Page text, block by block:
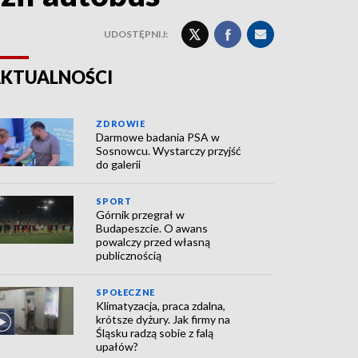
UDOSTĘPNIJ:
ZDROWIE
Darmowe badania PSA w
Sosnowcu. Wystarczy przyjść
do galerii
SPORT
Górnik przegrał w
Budapeszcie. O awans
powalczy przed własną
publicznością
SPOŁECZNE
Klimatyzacja, praca zdalna,
krótsze dyżury. Jak firmy na
Śląsku radzą sobie z falą
upałów?